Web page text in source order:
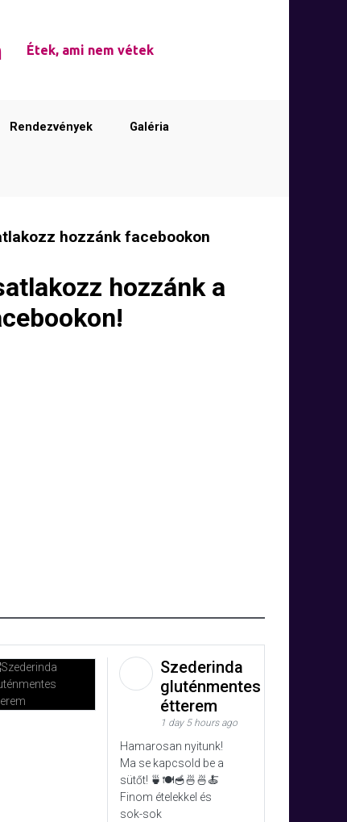
Étek, ami nem vétek
Rendezvények Galéria
hozzánk facebookon
hozzánk a
Szederinda
gluténmentes
étterem
1 day 5 hours ago
Hamarosan nyitunk!
Ma se kapcsold be a
sütőt! 🍵🍽️🥣🍜🍜🍝
Finom ételekkel és
sok-sok